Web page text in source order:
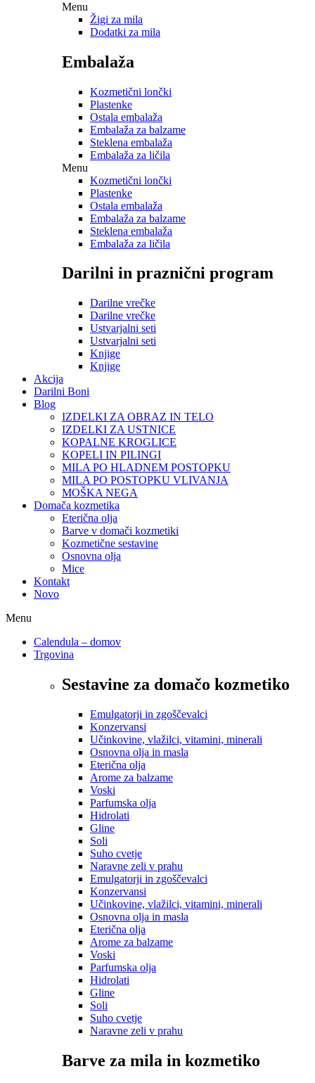
Menu
Žigi za mila
Dodatki za mila
Embalaža
Kozmetični lončki
Plastenke
Ostala embalaža
Embalaža za balzame
Steklena embalaža
Embalaža za ličila
Menu
Kozmetični lončki
Plastenke
Ostala embalaža
Embalaža za balzame
Steklena embalaža
Embalaža za ličila
Darilni in praznični program
Darilne vrečke
Darilne vrečke
Ustvarjalni seti
Ustvarjalni seti
Knjige
Knjige
Akcija
Darilni Boni
Blog
IZDELKI ZA OBRAZ IN TELO
IZDELKI ZA USTNICE
KOPALNE KROGLICE
KOPELI IN PILINGI
MILA PO HLADNEM POSTOPKU
MILA PO POSTOPKU VLIVANJA
MOŠKA NEGA
Domača kozmetika
Eterična olja
Barve v domači kozmetiki
Kozmetične sestavine
Osnovna olja
Mice
Kontakt
Novo
Menu
Calendula – domov
Trgovina
Sestavine za domačo kozmetiko
Emulgatorji in zgoščevalci
Konzervansi
Učinkovine, vlažilci, vitamini, minerali
Osnovna olja in masla
Eterična olja
Arome za balzame
Voski
Parfumska olja
Hidrolati
Gline
Soli
Suho cvetje
Naravne zeli v prahu
Emulgatorji in zgoščevalci
Konzervansi
Učinkovine, vlažilci, vitamini, minerali
Osnovna olja in masla
Eterična olja
Arome za balzame
Voski
Parfumska olja
Hidrolati
Gline
Soli
Suho cvetje
Naravne zeli v prahu
Barve za mila in kozmetiko